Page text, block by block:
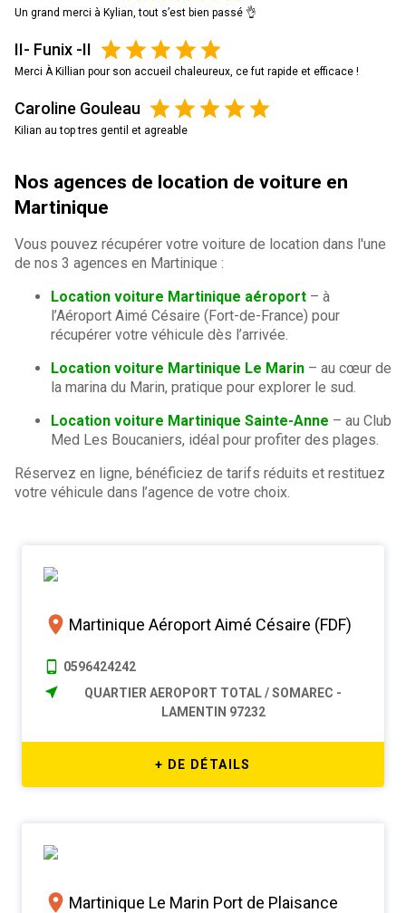
Un grand merci à Kylian, tout s’est bien passé 👌
II- Funix -II
Merci À Killian pour son accueil chaleureux, ce fut rapide et efficace !
Caroline Gouleau
Kilian au top tres gentil et agreable
Nos agences de location de voiture en
Martinique
Vous pouvez récupérer votre voiture de location dans l'une
de nos 3 agences en Martinique :
Location voiture Martinique aéroport – à
l’Aéroport Aimé Césaire (Fort-de-France) pour
récupérer votre véhicule dès l’arrivée.
Location voiture Martinique Le Marin – au cœur de
la marina du Marin, pratique pour explorer le sud.
Location voiture Martinique Sainte-Anne – au Club
Med Les Boucaniers, idéal pour profiter des plages.
Réservez en ligne, bénéficiez de tarifs réduits et restituez
votre véhicule dans l’agence de votre choix.
Martinique Aéroport Aimé Césaire (FDF)
0596424242
QUARTIER AEROPORT TOTAL / SOMAREC -
LAMENTIN 97232
+ DE DÉTAILS
Martinique Le Marin Port de Plaisance